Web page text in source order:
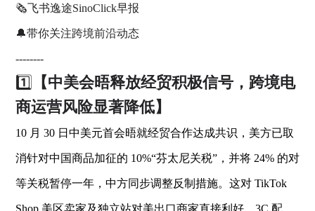
🗞飞书逸途SinoClick早报
🔔带你关注跨境前沿动态
--------
1️⃣
【中美会晤释放经贸积极信号，跨境电
商运营风险显著降低】
10 月 30 日中美元首会晤就经贸合作达成共识，美方已取
消针对中国商品加征的 10%“芬太尼关税”，并将 24% 的对
等关税暂停一年，中方同步调整反制措施。这对 TikTok
Shop 美区卖家及独立站对美出口商家直接利好，3C 配